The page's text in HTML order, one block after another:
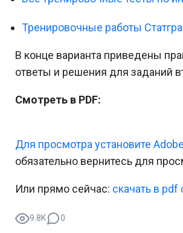
Тренировочные работы
В конце варианта приведены
ответы и решения для заданий
Смотреть в PDF:
Для просмотра установите
обязательно вернитесь для
Или прямо сейчас: cкачать в pdf
9.8K 0